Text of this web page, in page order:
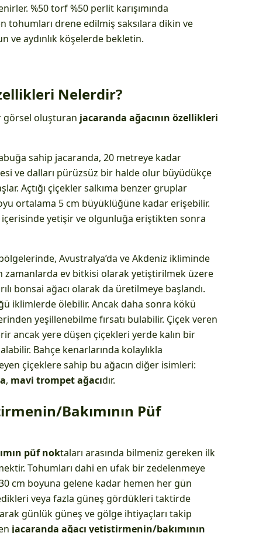
%50 torf %50 perlit karışımında
tohumları drene edilmiş saksılara dikin ve
ve aydınlık köşelerde bekletin.
Nelerdir?
görsel oluşturan jacaranda ağacının özellikleri
sahip jacaranda, 20 metreye kadar
ve dalları pürüzsüz bir halde olur büyüdükçe
Açtığı çiçekler salkıma benzer gruplar
ortalama 5 cm büyüklüğüne kadar erişebilir.
yetişir ve olgunluğa eriştikten sonra
bölgelerinde, Avustralya’da ve Akdeniz ikliminde
zamanlarda ev bitkisi olarak yetiştirilmek üzere
bonsai ağacı olarak da üretilmeye başlandı.
iklimlerde ölebilir. Ancak daha sonra kökü
yeşillenebilme fırsatı bulabilir. Çiçek veren
ancak yere düşen çiçekleri yerde kalın bir
Bahçe kenarlarında kolaylıkla
çiçeklere sahip bu ağacın diğer isimleri:
, mavi trompetağacıdır.
Bakımının Püf
püf noktaları arasında bilmeniz gereken ilk
Tohumları dahi en ufak bir zedelenmeye
cm boyuna gelene kadar hemen her gün
veya fazla güneş gördükleri taktirde
günlük güneş ve gölge ihtiyaçları takip
jacaranda ağacı yetiştirmenin/bakımının